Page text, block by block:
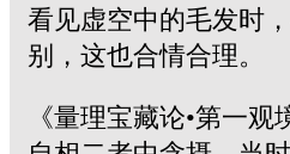
看见虚空中的毛发时
别，这也合情合理。
《量理宝藏论•第一